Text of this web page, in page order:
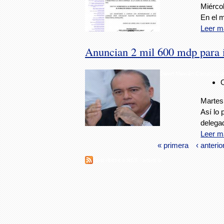
En el
Leer
Anuncian 2 mil 600 mdp para
Así lo
Leer
« primera
‹